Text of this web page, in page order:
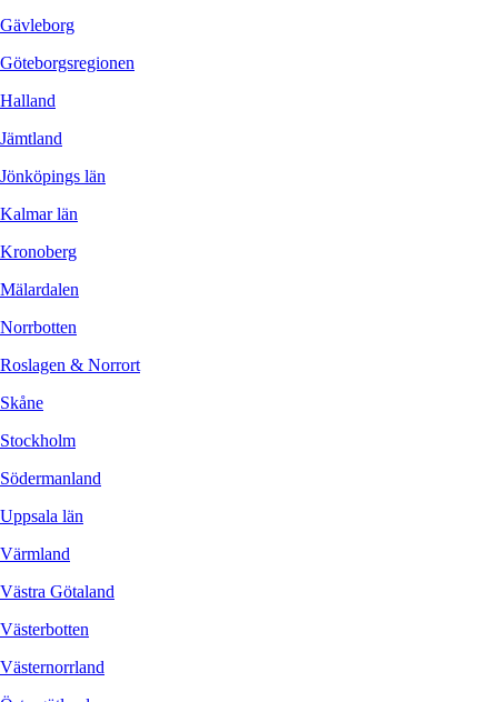
Gävleborg
Göteborgsregionen
Halland
Jämtland
Jönköpings län
Kalmar län
Kronoberg
Mälardalen
Norrbotten
Roslagen & Norrort
Skåne
Stockholm
Södermanland
Uppsala län
Värmland
Västra Götaland
Västerbotten
Västernorrland